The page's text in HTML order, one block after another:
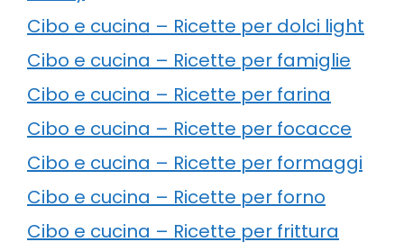
Cibo e cucina – Ricette per dolci light
Cibo e cucina – Ricette per famiglie
Cibo e cucina – Ricette per farina
Cibo e cucina – Ricette per focacce
Cibo e cucina – Ricette per formaggi
Cibo e cucina – Ricette per forno
Cibo e cucina – Ricette per frittura